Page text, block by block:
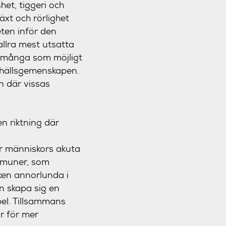
tiggeri och
och rörlighet
inför den
mest utsatta
som möjligt
där vissas
riktning där
akuta
som
annorlunda i
skapa sig en
Tillsammans
för mer